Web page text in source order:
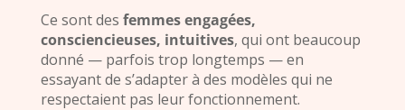
Ce sont des femmes engagées,
consciencieuses, intuitives, qui ont beaucoup
donné — parfois trop longtemps — en
essayant de s’adapter à des modèles qui ne
respectaient pas leur fonctionnement.